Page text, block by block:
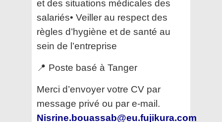
et des situations médicales des
salariés• Veiller au respect des
règles d’hygiène et de santé au
sein de l’entreprise
📍 Poste basé à Tanger
Merci d’envoyer votre CV par
message privé ou par e-mail.
Nisrine.bouassab@eu.fujikura.com